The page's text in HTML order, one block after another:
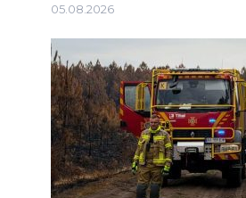
05.08.2026